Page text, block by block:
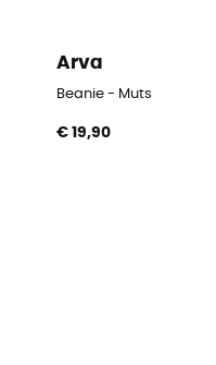
Arva
Beanie - Muts
€ 19,90